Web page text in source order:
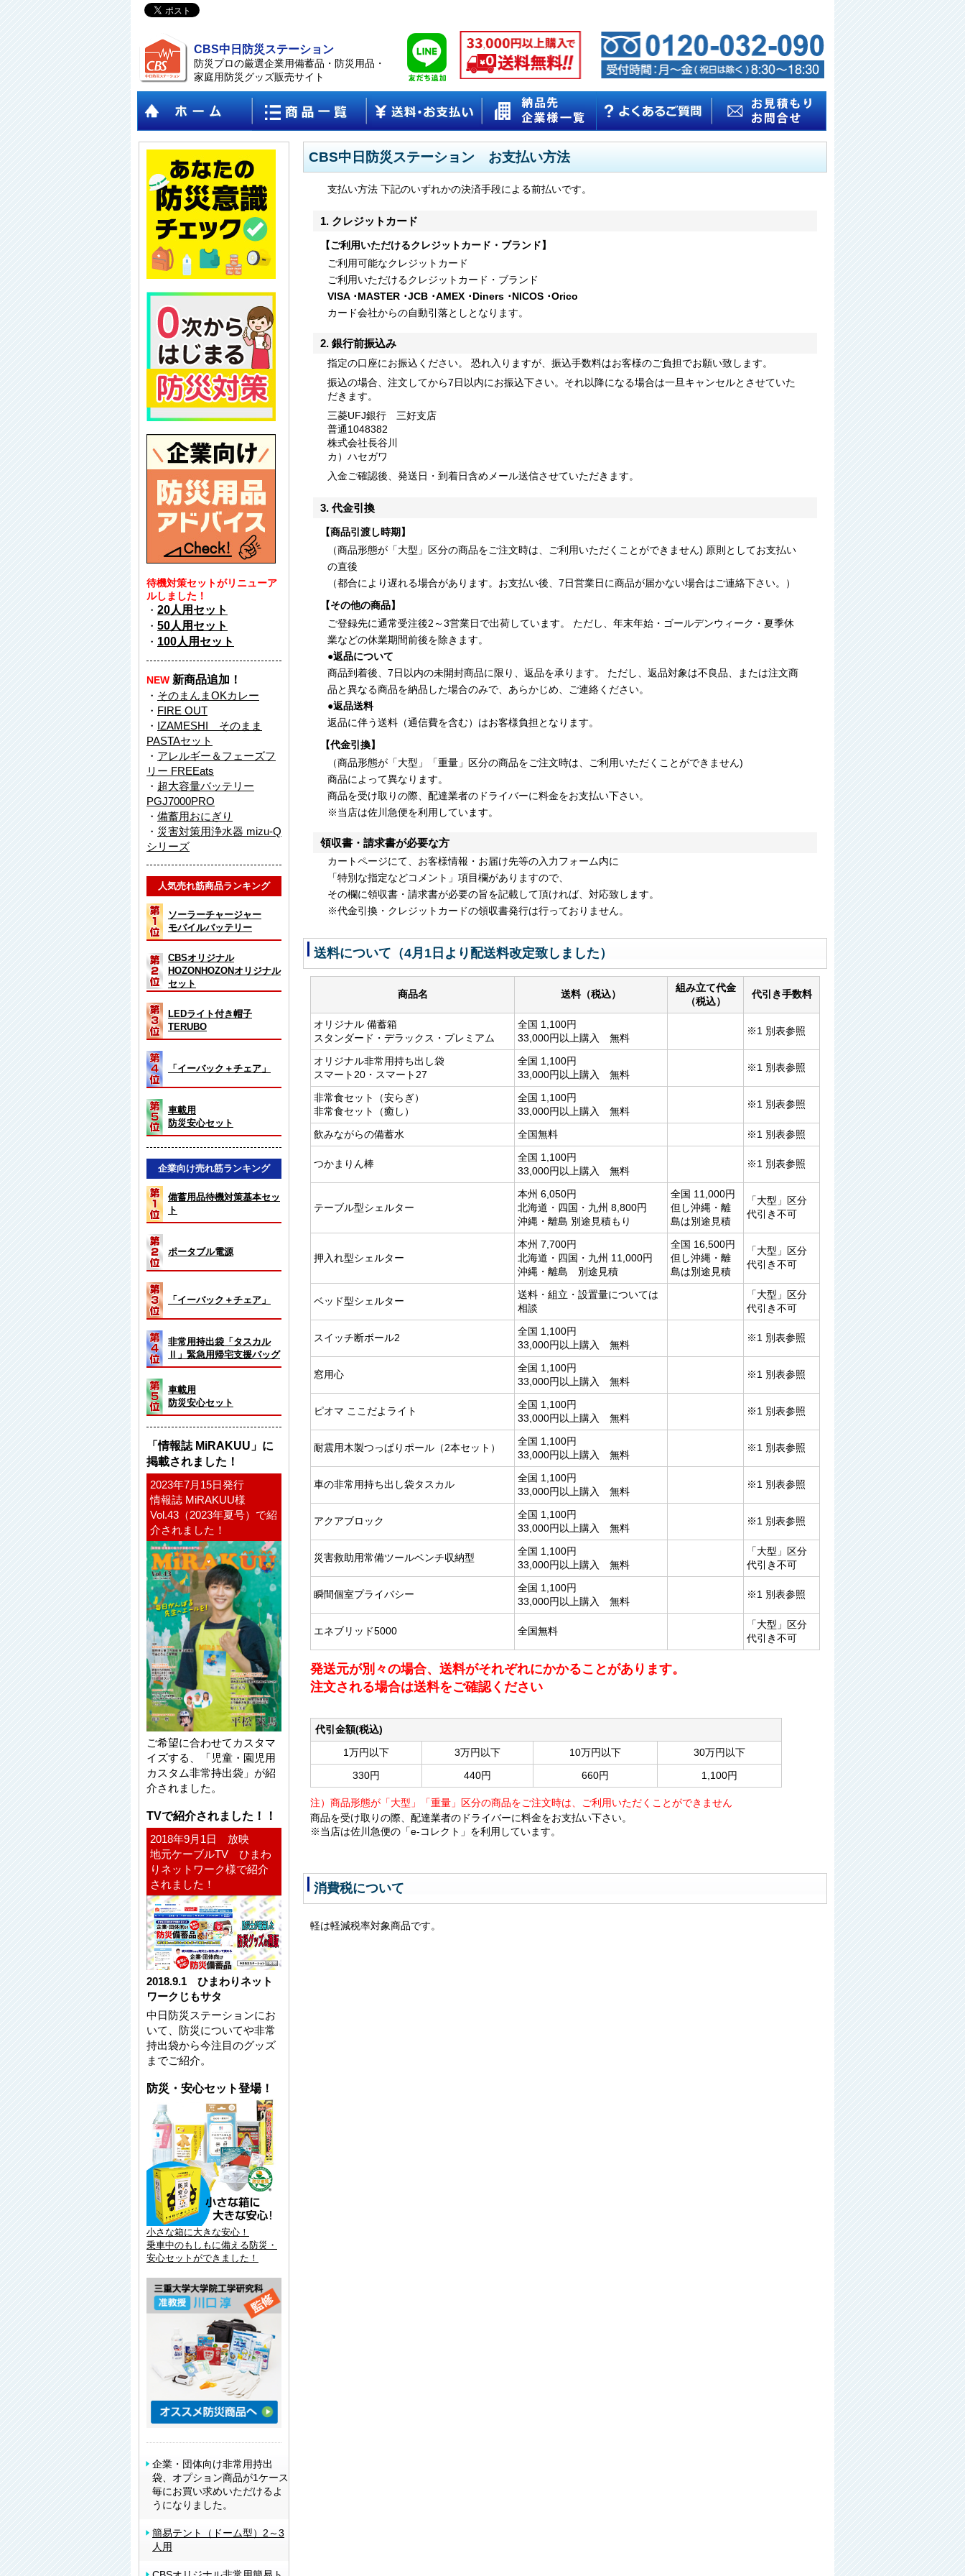
CBS中日防災ステーション
防災プロの厳選企業用備蓄品・防災用品・
家庭用防災グッズ販売サイト
CBS中日防災ステーション お支払い方法
支払い方法 下記のいずれかの決済手段による前払いです。
1. クレジットカード
【ご利用いただけるクレジットカード・ブランド】
ご利用可能なクレジットカード
ご利用いただけるクレジットカード・ブランド
VISA ･MASTER ･JCB ･AMEX ･Diners ･NICOS ･Orico
カード会社からの自動引落としとなります。
2. 銀行前振込み
指定の口座にお振込ください。 恐れ入りますが、振込手数料はお客様のご負担でお願い致します。
振込の場合、注文してから7日以内にお振込下さい。それ以降になる場合は一旦キャンセルとさせていた
だきます。
三菱UFJ銀行 三好支店
普通1048382
株式会社長谷川
カ）ハセガワ
入金ご確認後、発送日・到着日含めメール送信させていただきます。
3. 代金引換
【商品引渡し時期】
（商品形態が「大型」区分の商品をご注文時は、ご利用いただくことができません) 原則としてお支払い
の直後
（都合により遅れる場合があります。お支払い後、7日営業日に商品が届かない場合はご連絡下さい。）
【その他の商品】
ご登録先に通常受注後2～3営業日で出荷しています。 ただし、年末年始・ゴールデンウィーク・夏季休
業などの休業期間前後を除きます。
●返品について
商品到着後、7日以内の未開封商品に限り、返品を承ります。 ただし、返品対象は不良品、または注文商
品と異なる商品を納品した場合のみで、あらかじめ、ご連絡ください。
●返品送料
返品に伴う送料（通信費を含む）はお客様負担となります。
【代金引換】
（商品形態が「大型」「重量」区分の商品をご注文時は、ご利用いただくことができません)
商品によって異なります。
商品を受け取りの際、配達業者のドライバーに料金をお支払い下さい。
※当店は佐川急便を利用しています。
領収書・請求書が必要な方
カートページにて、お客様情報・お届け先等の入力フォーム内に
「特別な指定などコメント」項目欄がありますので、
その欄に領収書・請求書が必要の旨を記載して頂ければ、対応致します。
※代金引換・クレジットカードの領収書発行は行っておりません。
送料について（4月1日より配送料改定致しました）
商品名 送料（税込）
組み立て代金
（税込）
代引き手数料
オリジナル 備蓄箱
スタンダード・デラックス・プレミアム
全国 1,100円
33,000円以上購入 無料
※1 別表参照
オリジナル非常用持ち出し袋
スマート20・スマート27
全国 1,100円
33,000円以上購入 無料
※1 別表参照
非常食セット（安らぎ）
非常食セット（癒し）
全国 1,100円
33,000円以上購入 無料
※1 別表参照
飲みながらの備蓄水 全国無料 ※1 別表参照
つかまりん棒
全国 1,100円
33,000円以上購入 無料
※1 別表参照
テーブル型シェルター
本州 6,050円
北海道・四国・九州 8,800円
沖縄・離島 別途見積もり
全国 11,000円
但し沖縄・離
島は別途見積
「大型」区分
代引き不可
押入れ型シェルター
本州 7,700円
北海道・四国・九州 11,000円
沖縄・離島 別途見積
全国 16,500円
但し沖縄・離
島は別途見積
「大型」区分
代引き不可
ベッド型シェルター
送料・組立・設置量については
相談
「大型」区分
代引き不可
スイッチ断ボール2
全国 1,100円
33,000円以上購入 無料
※1 別表参照
窓用心
全国 1,100円
33,000円以上購入 無料
※1 別表参照
ピオマ ここだよライト
全国 1,100円
33,000円以上購入 無料
※1 別表参照
耐震用木製つっぱりポール（2本セット）
全国 1,100円
33,000円以上購入 無料
※1 別表参照
車の非常用持ち出し袋タスカル
全国 1,100円
33,000円以上購入 無料
※1 別表参照
アクアブロック
全国 1,100円
33,000円以上購入 無料
※1 別表参照
災害救助用常備ツールベンチ収納型
全国 1,100円
33,000円以上購入 無料
「大型」区分
代引き不可
瞬間個室プライバシー
全国 1,100円
33,000円以上購入 無料
※1 別表参照
エネブリッド5000 全国無料
「大型」区分
代引き不可
発送元が別々の場合、送料がそれぞれにかかることがあります。
注文される場合は送料をご確認ください
代引金額(税込)
1万円以下
3万円以下 10万円以下
30万円以下
330円
440円 660円 1,100円
注）商品形態が「大型」「重量」区分の商品をご注文時は、ご利用いただくことができません
商品を受け取りの際、配達業者のドライバーに料金をお支払い下さい。
※当店は佐川急便の「e-コレクト」を利用しています。
消費税について
軽は軽減税率対象商品です。
待機対策セットがリニューア
ルしました！
・ 20人用セット
・ 50人用セット
・ 100人用セット
NEW 新商品追加！
・ そのまんまOKカレー
・ FIRE OUT
・ IZAMESHI そのまま
PASTAセット
・ アレルギー＆フェーズフ
リー FREEats
・ 超大容量バッテリー
PGJ7000PRO
・ 備蓄用おにぎり
・ 災害対策用浄水器 mizu-Q
シリーズ
人気売れ筋商品ランキング
ソーラーチャージャー
モバイルバッテリー
CBSオリジナル
HOZONHOZONオリジナル
セット
LEDライト付き帽子
TERUBO
「イーバック＋チェア」
車載用
防災安心セット
企業向け売れ筋ランキング
備蓄用品待機対策基本セッ
ト
ポータブル電源
「イーバック＋チェア」
非常用持出袋「タスカル
Ⅱ」緊急用帰宅支援バッグ
車載用
防災安心セット
「情報誌 MiRAKUU」に
掲載されました！
2023年7月15日発行
情報誌 MiRAKUU様
Vol.43（2023年夏号）で紹
介されました！
ご希望に合わせてカスタマ
イズする、「児童・園児用
カスタム非常持出袋」が紹
介されました。
TVで紹介されました！！
2018年9月1日 放映
地元ケーブルTV ひまわ
りネットワーク様で紹介
されました！
2018.9.1 ひまわりネット
ワークじもサタ
中日防災ステーションにお
いて、防災についてや非常
持出袋から今注目のグッズ
までご紹介。
防災・安心セット登場！
小さな箱に大きな安心！
乗車中のもしもに備える防災・
安心セットができました！
企業・団体向け非常用持出
袋、オプション商品が1ケース
毎にお買い求めいただけるよ
うになりました。
簡易テント（ドーム型）2～3
人用